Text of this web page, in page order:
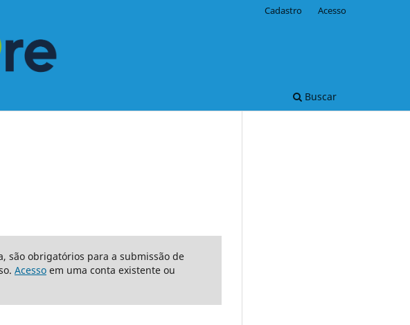
Buscar
Cadastro Acesso
são obrigatórios para a submissão de
Acesso em uma conta existente ou